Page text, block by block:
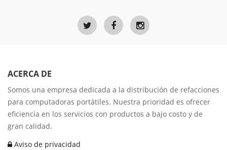
ACERCA DE
Somos una empresa dedicada a la distribución de refacciones
para computadoras portátiles. Nuestra prioridad es ofrecer
eficiencia en los servicios con productos a bajo costo y de
gran calidad.
Aviso de privacidad